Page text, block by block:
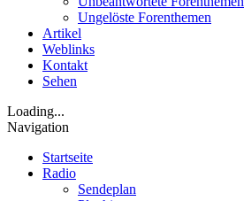
Ungelöste Forenthemen
Artikel
Weblinks
Kontakt
Sehen
Loading...
Navigation
Startseite
Radio
Sendeplan